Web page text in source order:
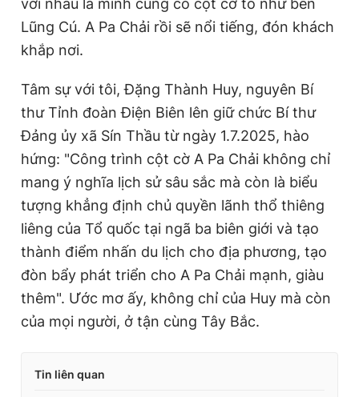
Lũng Cú. A Pa Chải rồi sẽ nổi tiếng, đón khách
khắp nơi.
Tâm sự với tôi, Đặng Thành Huy, nguyên Bí
thư Tỉnh đoàn Điện Biên lên giữ chức Bí thư
Đảng ủy xã Sín Thầu từ ngày 1.7.2025, hào
hứng: "Công trình cột cờ A Pa Chải không chỉ
mang ý nghĩa lịch sử sâu sắc mà còn là biểu
tượng khẳng định chủ quyền lãnh thổ thiêng
liêng của Tổ quốc tại ngã ba biên giới và tạo
thành điểm nhấn du lịch cho địa phương, tạo
đòn bẩy phát triển cho A Pa Chải mạnh, giàu
thêm". Ước mơ ấy, không chỉ của Huy mà còn
của mọi người, ở tận cùng Tây Bắc.
Tin liên quan